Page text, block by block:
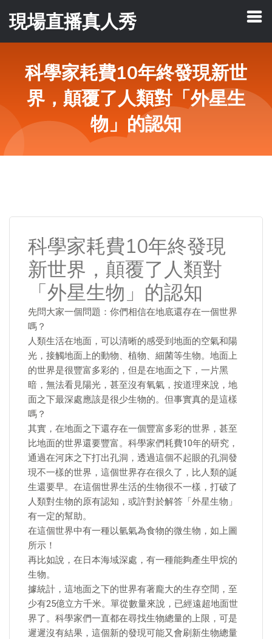
現場直播真人秀
科學家耗費10年終發現新世
界，顛覆了人類對「外星生
物」的認知
科學家耗費10年終發現
新世界，顛覆了人類對
「外星生物」的認知
先問大家一個問題：你們相信在地底還存在一個世界
嗎？
人類生活在地面，可以清晰的感受到地面的空氣和陽
光，接觸地面上的動物、植物、細菌等生物。地面上
的世界是很豐富多彩的，但是在地面之下，一片黑
暗，無法看見陽光，甚至沒有氧氣，按道理來說，地
面之下最深處應該是很少生物的。但事實真的是這樣
嗎？
其實，在地面之下還存在一個豐富多彩的世界，甚至
比地面的世界還要豐富。科學家們耗費10年的研究，
通過在河床之下打出孔洞，透過這個不起眼的孔洞發
現不一樣的世界，這個世界存在很久了，比人類的誕
生還要早。在這個世界生活的生物很不一樣，打破了
人類對生物的原有認知，或許對於解答「外星生物」
有一定的幫助。
在這個世界中有一種以氫氣為食物的微生物，如上圖
所示！
再比如說，在日本海域深處，有一種能夠產生甲烷的
生物。
據統計，這地面之下的世界有著龐大的生存空間，至
少有25億立方千米。單從數量來說，已經遠超地面世
界了。科學家們一直都在尋找生物總量的上限，可是
遲遲沒有結果，這個新的發現可能又會刷新生物總量